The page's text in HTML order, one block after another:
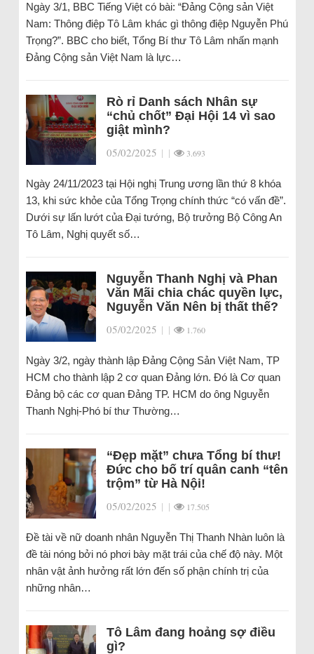
Ngày 3/1, BBC Tiếng Việt có bài: “Đảng Cộng sản Việt
Nam: Thông điệp Tô Lâm khác gì thông điệp Nguyễn Phú
Trọng?”. BBC cho biết, Tổng Bí thư Tô Lâm nhấn mạnh
Đảng Cộng sản Việt Nam là lực…
Rò rỉ Danh sách Nhân sự
“chủ chốt” Đại Hội 14 vì sao
giật mình?
05/02/2025 | | 3.693
Ngày 24/11/2023 tại Hội nghị Trung ương lần thứ 8 khóa
13, khi sức khỏe của Tổng Trọng chính thức “có vấn đề”.
Dưới sự lấn lướt của Đại tướng, Bộ trưởng Bộ Công An
Tô Lâm, Nghị quyết số…
Nguyễn Thanh Nghị và Phan
Văn Mãi chia chác quyền lực,
Nguyễn Văn Nên bị thất thế?
05/02/2025 | | 1.760
Ngày 3/2, ngày thành lập Đảng Cộng Sản Việt Nam, TP
HCM cho thành lập 2 cơ quan Đảng lớn. Đó là Cơ quan
Đảng bộ các cơ quan Đảng TP. HCM do ông Nguyễn
Thanh Nghị-Phó bí thư Thường…
“Đẹp mặt” chưa Tổng bí thư!
Đức cho bố trí quân canh “tên
trộm” từ Hà Nội!
05/02/2025 | | 17.505
Đề tài về nữ doanh nhân Nguyễn Thị Thanh Nhàn luôn là
đề tài nóng bởi nó phơi bày mặt trái của chế độ này. Một
nhân vật ảnh hưởng rất lớn đến số phận chính trị của
những nhân…
Tô Lâm đang hoảng sợ điều
gì?